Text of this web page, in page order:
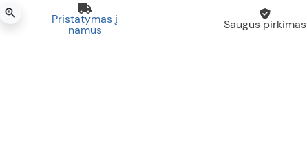
zoom_in Pristatymas į
namus Saugus pirkimas